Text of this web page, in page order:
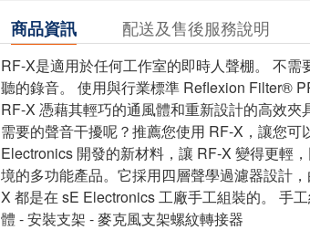
商品資訊 配送及售後服務說明
RF-X是適用於任何工作室的即時人聲棚。 不
聽的錄音。 使用與行業標準 Reflexion Filter®
RF-X 憑藉其輕巧的通風體和重新設計的高效
需要的聲音干擾呢？推薦您使用 RF-X，讓您
Electronics 開發的新材料，讓 RF-X 變得更輕
境的多功能產品。它採用四層聲學過濾器設計
X 都是在 sE Electronics 工廠手工組裝的。 手
體 - 安裝支架 - 麥克風支架螺紋轉接器